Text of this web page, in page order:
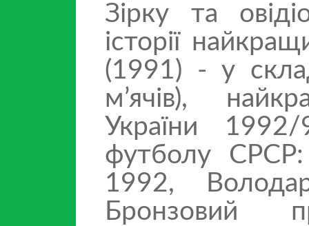
Зірку та
історії
(1991) - у
м’ячів),
України
футболу
1992,
Бронзовий